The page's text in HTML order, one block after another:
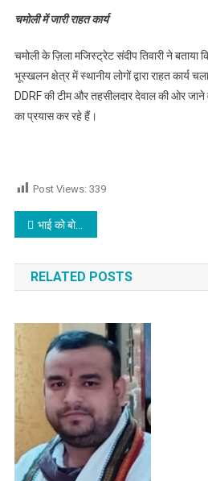
चमोली में जारी राहत कार्य
चमोली के ज़िला मजिस्ट्रेट संदीप तिवारी ने बताया
भूस्खलन क्षेत्र में स्थानीय लोगों द्वारा राहत कार्य
DDRF की टीम और तहसीलदार देवाल की ओर
का प्रयास कर रहे हैं।
Post Views: 339
Post navigation
भाई को बोली आओ तुझे जादू दिखाऊ ,खेल-खेल में हो गया कुछ ऐसा कि पिता के उड़े होश
RELATED POSTS